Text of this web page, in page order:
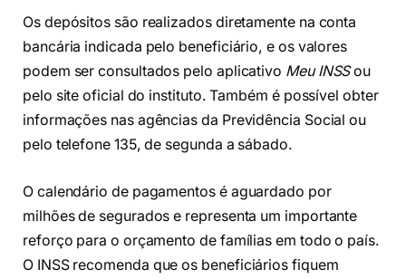
Os depósitos são realizados diretamente na conta
bancária indicada pelo beneficiário, e os valores
podem ser consultados pelo aplicativo Meu INSSou
pelo site oficial do instituto. Também é possível obter
informações nas agências da Previdência Social ou
pelo telefone 135, de segunda a sábado.
O calendário de pagamentos é aguardado por
milhões de segurados e representa um importante
reforço para o orçamento de famílias em todo o país.
O INSS recomenda que os beneficiários fiquem